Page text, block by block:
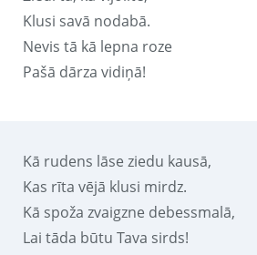
Klusi savā nodabā.
Nevis tā kā lepna roze
Pašā dārza vidiņā!
Kā rudens lāse ziedu kausā,
Kas rīta vējā klusi mirdz.
Kā spoža zvaigzne debessmalā,
Lai tāda būtu Tava sirds!